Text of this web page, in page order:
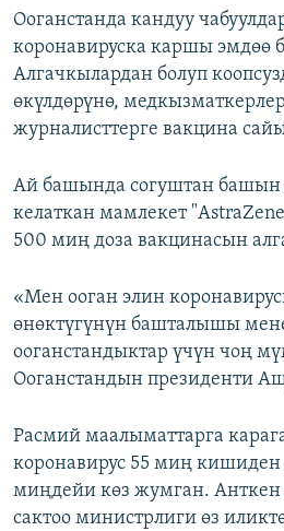
Ооганстанда кандуу
коронавируска каршы эмдөө
Алгачкылардан болуп
өкүлдөрүнө,
журналисттерге вакцина
Ай башында согуштан башын
келаткан мамлекет
500 миң доза вакцинасын
«Мен ооган элин
өнөктүгүнүн башталышы
ооганстандыктар үчүн чоң
Ооганстандын президенти
Расмий маалыматтарга
коронавирус 55 миң
миңдейи көз жумган.
сактоо министрлиги өз